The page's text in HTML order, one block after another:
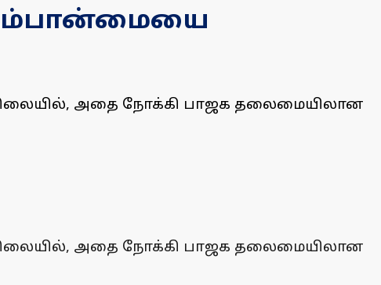
அதை நோக்கி பாஜக தலைமையிலான
அதை நோக்கி பாஜக தலைமையிலான